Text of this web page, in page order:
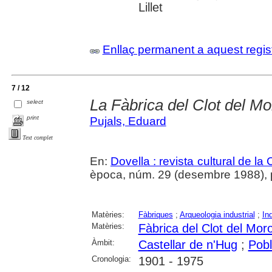
Lillet
Enllaç permanent a aquest
7 / 12
select
print
Text complet
La Fàbrica del Clot del
Pujals, Eduard
En: Dovella : revista cultural de la
època, núm. 29 (desembre 1988),
Matèries: Fàbriques ; Arqueologia industrial ;
Matèries:
Fàbrica del Clot del
Àmbit: Castellar de n'Hug ;
Cronologia: 1901 - 1975